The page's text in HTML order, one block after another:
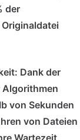
der
Dank der
von Sekunden
von Dateien
Wartezeit